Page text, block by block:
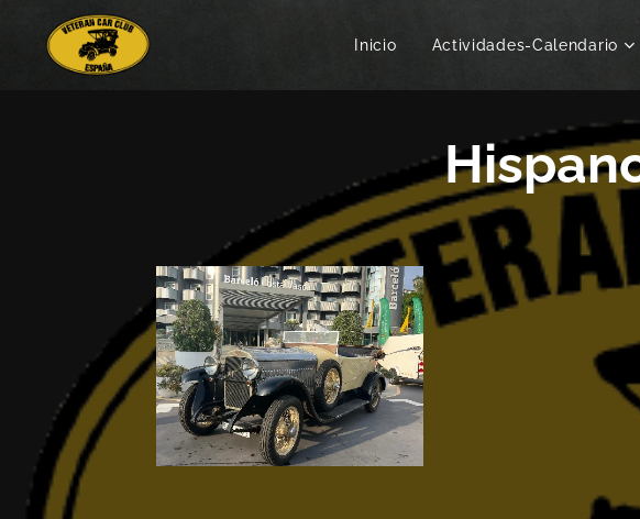
Inicio Actividades-Calendario